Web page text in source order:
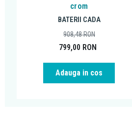
crom
BATERII CADA
799,00 RON
908,48RON
Adauga in cos